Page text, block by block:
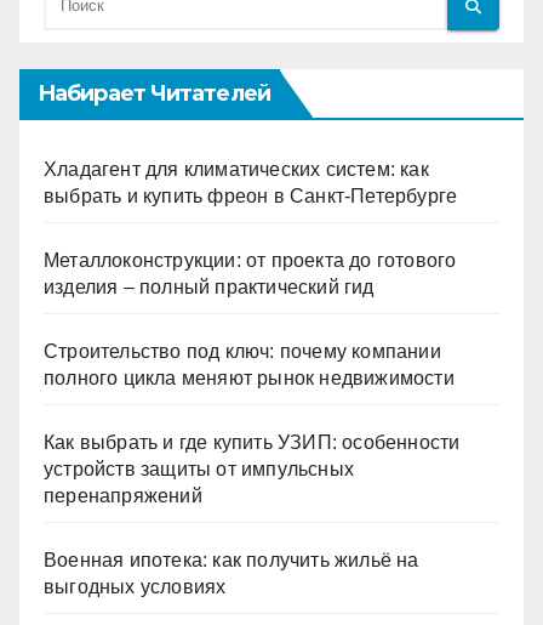
Набирает Читателей
Хладагент для климатических систем: как
выбрать и купить фреон в Санкт-Петербурге
Металлоконструкции: от проекта до готового
изделия – полный практический гид
Строительство под ключ: почему компании
полного цикла меняют рынок недвижимости
Как выбрать и где купить УЗИП: особенности
устройств защиты от импульсных
перенапряжений
Военная ипотека: как получить жильё на
выгодных условиях